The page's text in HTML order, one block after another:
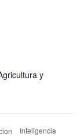
y
Inteligencia